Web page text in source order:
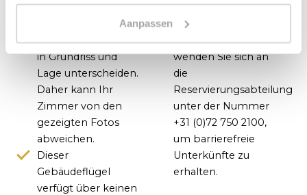
Aanpassen
verfügen über die
gleiche Ausstattung,
können sich jedoch
in Grundriss und
Lage unterscheiden.
Daher kann Ihr
Zimmer von den
gezeigten Fotos
abweichen.
Dieser
Gebäudeflügel
verfügt über keinen
sind mit Rollator und
Rollstuhl nicht
erreichbar. Bitte
wenden Sie sich an
die
Reservierungsabteilung
unter der Nummer
+31 (0)72 750 2100,
um barrierefreie
Unterkünfte zu
erhalten.